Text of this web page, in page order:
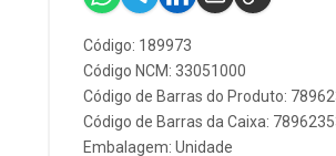
Código: 189973
Código NCM: 33051000
Código de Barras do Produto:
Código de Barras da Caixa:
Embalagem: Unidade